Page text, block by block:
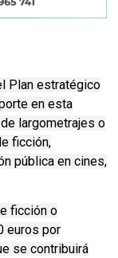
Plan estratégico
en esta
largometrajes o
ficción,
pública en cines,
ficción o
euros por
se contribuirá